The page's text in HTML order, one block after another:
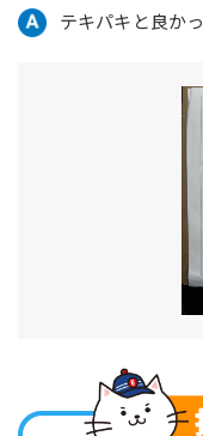
テキパキと良かっ